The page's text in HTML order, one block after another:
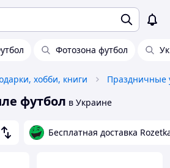
Фотозона футбол
хобби, книги Праздничные
футбол в Украине
Бесплатная доставка